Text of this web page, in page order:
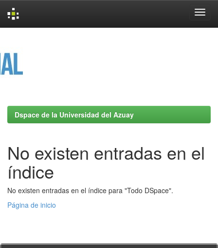
Dspace de la Universidad del Azuay
No existen entradas en el
índice
No existen entradas en el índice para "Todo DSpace".
Página de inicio